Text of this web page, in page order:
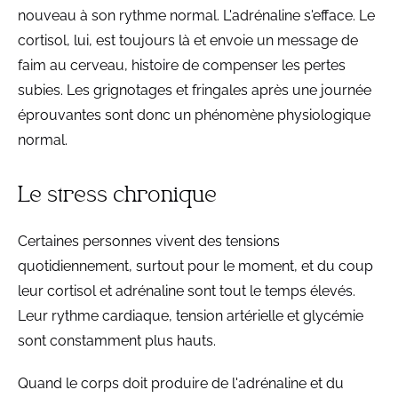
nouveau à son rythme normal. L'adrénaline s'efface. Le
cortisol, lui, est toujours là et envoie un message de
faim au cerveau, histoire de compenser les pertes
subies. Les grignotages et fringales après une journée
éprouvantes sont donc un phénomène physiologique
normal.
Le stress chronique
Certaines personnes vivent des tensions
quotidiennement, surtout pour le moment, et du coup
leur cortisol et adrénaline sont tout le temps élevés.
Leur rythme cardiaque, tension artérielle et glycémie
sont constamment plus hauts.
Quand le corps doit produire de l'adrénaline et du